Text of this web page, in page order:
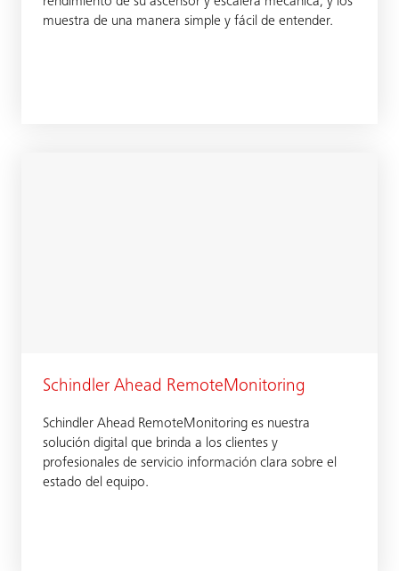
muestra de una manera simple y fácil de entender.
Schindler Ahead RemoteMonitoring
Schindler Ahead RemoteMonitoring es nuestra
solución digital que brinda a los clientes y
profesionales de servicio información clara sobre el
estado del equipo.